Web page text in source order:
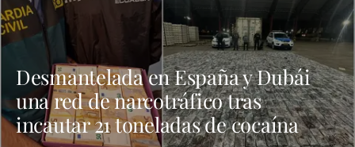
Desmantelada en España y Dubái
una red de narcotráfico tras
incautar 21 toneladas de cocaína